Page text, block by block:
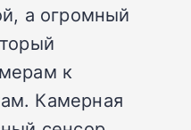
а огромный
к
Камерная